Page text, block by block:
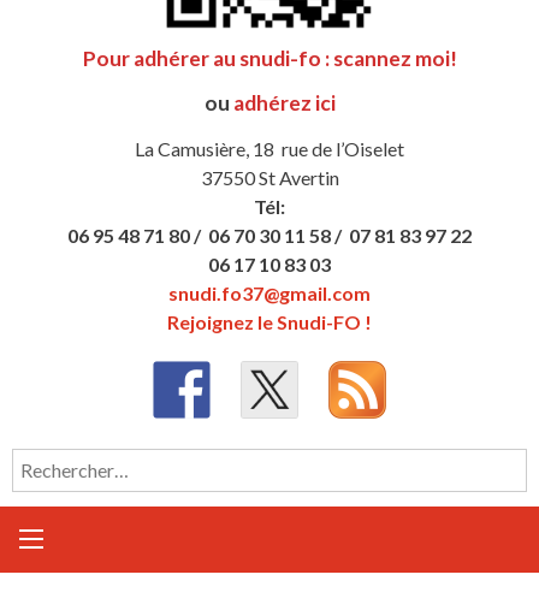
Pour adhérer au snudi-fo : scannez moi!
ou adhérez ici
La Camusière, 18 rue de l’Oiselet
37550 St Avertin
Tél:
06 95 48 71 80 / 06 70 30 11 58 / 07 81 83 97 22
06 17 10 83 03
snudi.fo37@gmail.com
Rejoignez le Snudi-FO !
Rechercher :